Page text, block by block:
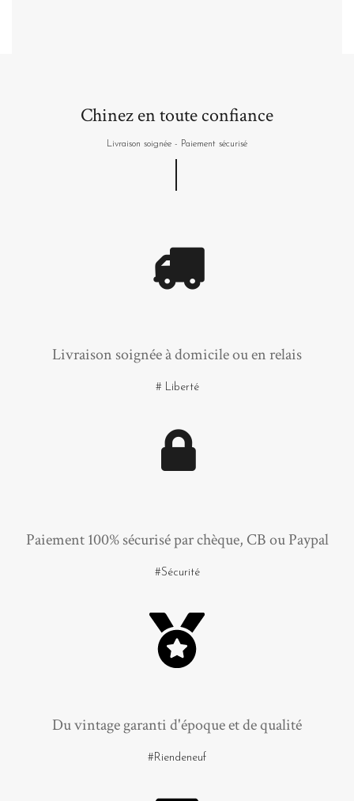
Chinez en toute confiance
Livraison soignée - Paiement sécurisé
Livraison soignée à domicile ou en relais
# Liberté
Paiement 100% sécurisé par chèque, CB ou Paypal
#Sécurité
Du vintage garanti d'époque et de qualité
#Riendeneuf